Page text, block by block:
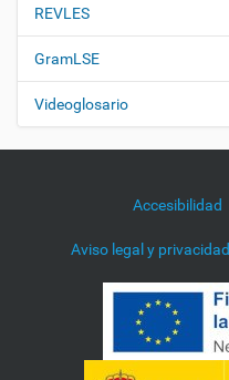
REVLES
GramLSE
Videoglosario
Accesibilidad
Aviso legal y privacidad